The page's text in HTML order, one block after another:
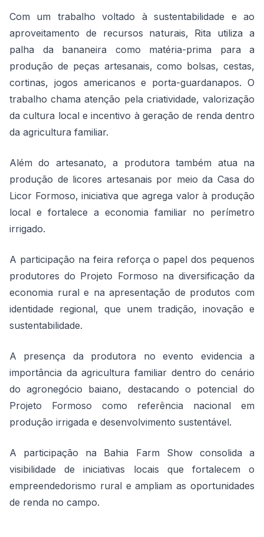
Com um trabalho voltado à sustentabilidade e ao
aproveitamento de recursos naturais, Rita utiliza a
palha da bananeira como matéria-prima para a
produção de peças artesanais, como bolsas, cestas,
cortinas, jogos americanos e porta-guardanapos. O
trabalho chama atenção pela criatividade, valorização
da cultura local e incentivo à geração de renda dentro
da agricultura familiar.
Além do artesanato, a produtora também atua na
produção de licores artesanais por meio da Casa do
Licor Formoso, iniciativa que agrega valor à produção
local e fortalece a economia familiar no perímetro
irrigado.
A participação na feira reforça o papel dos pequenos
produtores do Projeto Formoso na diversificação da
economia rural e na apresentação de produtos com
identidade regional, que unem tradição, inovação e
sustentabilidade.
A presença da produtora no evento evidencia a
importância da agricultura familiar dentro do cenário
do agronegócio baiano, destacando o potencial do
Projeto Formoso como referência nacional em
produção irrigada e desenvolvimento sustentável.
A participação na Bahia Farm Show consolida a
visibilidade de iniciativas locais que fortalecem o
empreendedorismo rural e ampliam as oportunidades
de renda no campo.